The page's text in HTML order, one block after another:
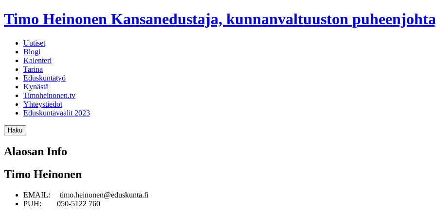
Timo Heinonen Kansanedustaja, kunnanvaltuuston
Uutiset
Blogi
Kalenteri
Tarina
Eduskuntatyö
Kynästä
Timoheinonen.tv
Yhteystiedot
Eduskuntavaalit 2023
Haku
Alaosan Info
Timo Heinonen
EMAIL: timo.heinonen@eduskunta.fi
PUH: 050-5122 760